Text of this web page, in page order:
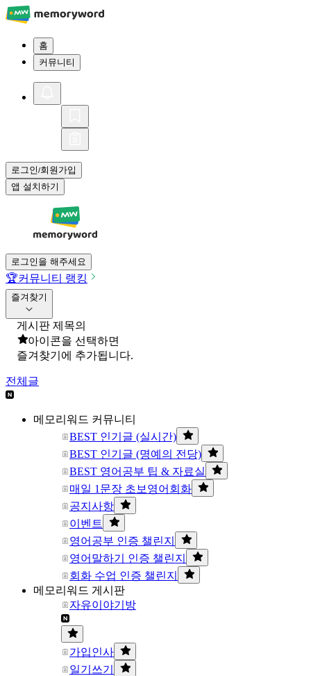
홈
커뮤니티
로그인/회원가입
앱 설치하기
로그인을 해주세요
🏆커뮤니티 랭킹
즐겨찾기
게시판 제목의
아이콘을 선택하면
즐겨찾기에 추가됩니다.
전체글
메모리워드 커뮤니티
BEST 인기글 (실시간)
BEST 인기글 (명예의 전당)
BEST 영어공부 팁 & 자료실
매일 1문장 초보영어회화
공지사항
이벤트
영어공부 인증 챌린지
영어말하기 인증 챌린지
회화 수업 인증 챌린지
메모리워드 게시판
자유이야기방
가입인사
일기쓰기